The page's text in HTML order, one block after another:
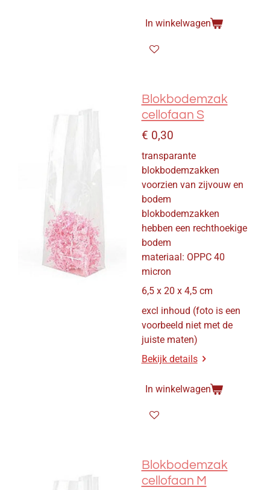
In winkelwagen
Blokbodemzak
cellofaan S
€ 0,30
transparante
blokbodemzakken
voorzien van zijvouw en
bodem
blokbodemzakken
hebben een rechthoekige
bodem
materiaal: OPPC 40
micron
6,5 x 20 x 4,5 cm
excl inhoud (foto is een
voorbeeld niet met de
juiste maten)
Bekijk details
In winkelwagen
Blokbodemzak
cellofaan M